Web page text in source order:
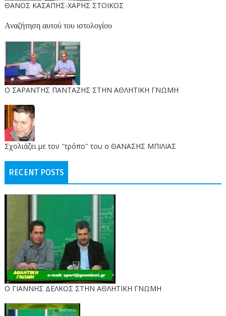
ΘΑΝΟΣ ΚΑΣΑΠΗΣ-ΧΑΡΗΣ ΣΤΟΙΚΟΣ
Αναζήτηση αυτού του ιστολογίου
O ΣΑΡΑΝΤΗΣ ΠΑΝΤΑΖΗΣ ΣΤΗΝ ΑΘΛΗΤΙΚΗ ΓΝΩΜΗ
Σχολιάζει με τον ''τρόπο'' του ο ΘΑΝΑΣΗΣ ΜΠΙΛΙΑΣ
RECENT POSTS
Ο ΓΙΑΝΝΗΣ ΔΕΛΚΟΣ ΣΤΗΝ ΑΘΛΗΤΙΚΗ ΓΝΩΜΗ